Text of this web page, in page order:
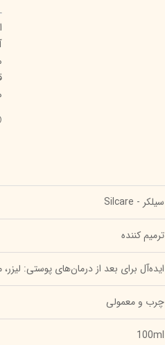
سیلکر - Silcare
ترمیم کننده
ایده‌آل برای بعد از درمان‌های پوستی:
چرب و معمولی
100ml